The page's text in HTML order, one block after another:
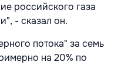
российского газа
- сказал он.
потока" за семь
на 20% по